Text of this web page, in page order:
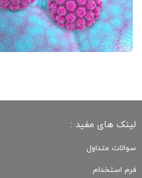
لینک های مفید :
سوالات متداول
فرم استخدام